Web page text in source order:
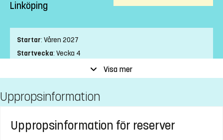
Linköping
Startar: Våren 2027
Startvecka: Vecka 4
Ort:Linköping
Studietakt:Helfart
Nivå:Grundnivå
Studieform
:Campusförlagd
Undervisningstid
Visa mer
Uppropsinformation
Uppropsinformation för reserver